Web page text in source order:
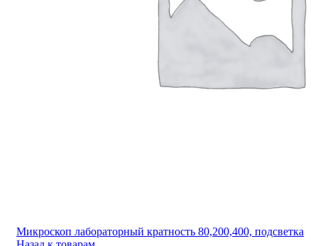
Микроскоп лабораторный кратность 80,200,400, подсветка